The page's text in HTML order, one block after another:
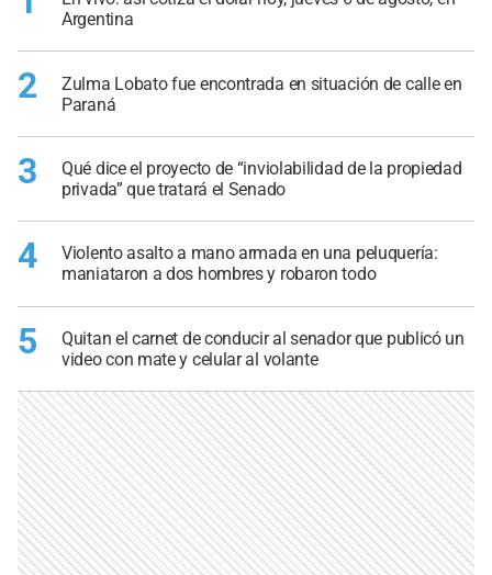
Argentina
2
Zulma Lobato fue encontrada en situación de calle en
Paraná
3
Qué dice el proyecto de “inviolabilidad de la propiedad
privada” que tratará el Senado
4
Violento asalto a mano armada en una peluquería:
maniataron a dos hombres y robaron todo
5
Quitan el carnet de conducir al senador que publicó un
video con mate y celular al volante